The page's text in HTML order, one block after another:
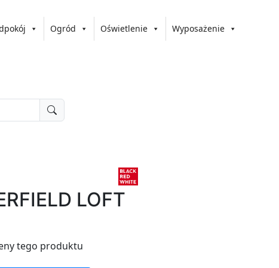
Ogród Oświetlenie Wyposażenie
LOFT
tego produktu